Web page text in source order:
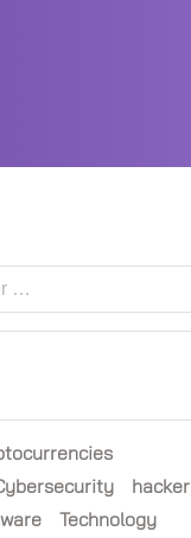
hacker
Technology